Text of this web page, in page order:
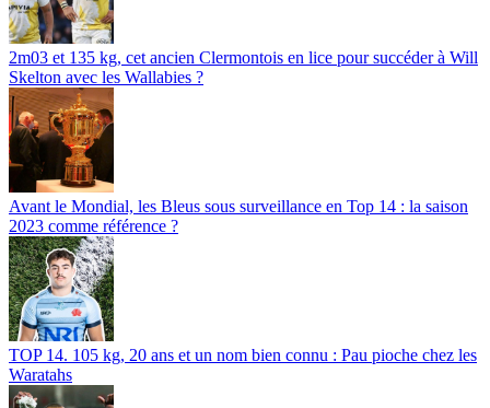
2m03 et 135 kg, cet ancien Clermontois en lice pour succéder à Will
Skelton avec les Wallabies ?
Avant le Mondial, les Bleus sous surveillance en Top 14 : la saison
2023 comme référence ?
TOP 14. 105 kg, 20 ans et un nom bien connu : Pau pioche chez les
Waratahs